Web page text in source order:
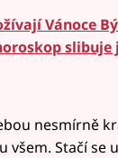
Vánoce
slibuje
nesmírně
všem. Stačí se